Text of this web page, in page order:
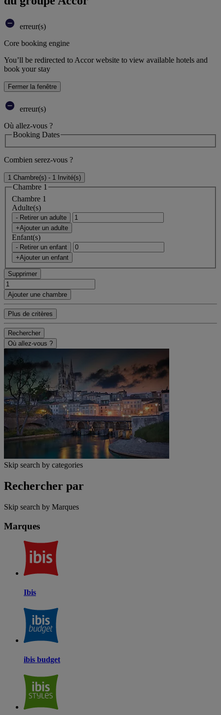
erreur(s)
Core booking engine
You’ll be redirected to Accor website to view available hotels and
book your stay
Fermer la fenêtre
erreur(s)
Où allez-vous ?
Booking Dates
Combien serez-vous ?
1 Chambre(s) - 1 Invité(s)
Chambre 1
Chambre 1
Adulte(s)
- Retirer un adulte
+Ajouter un adulte
Enfant(s)
- Retirer un enfant
+Ajouter un enfant
Supprimer
Ajouter une chambre
Plus de critères
Rechercher
Où allez-vous ?
Skip search by categories
Rechercher par
Skip search by Marques
Marques
Ibis
ibis budget